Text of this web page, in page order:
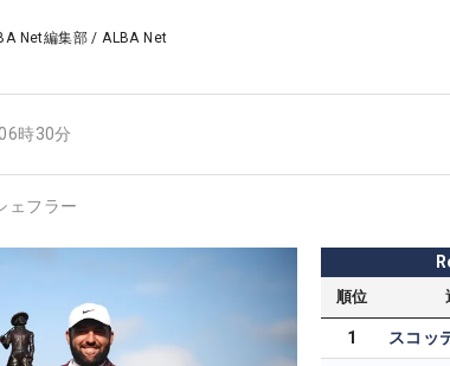
Net編集部 /ALBA Net
時30分
ェフラー
順位
1